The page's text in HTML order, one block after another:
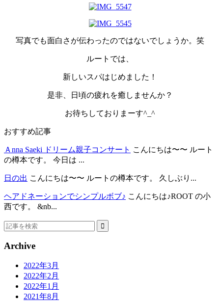
写真でも面白さが伝わったのではないでしょうか。笑
ルートでは、
新しいスパはじめました！
是非、日頃の疲れを癒しませんか？
お待ちしておりまーす^_^
おすすめ記事
Ａnna Saeki ドリーム親子コンサート こんにちは〜〜 ルート
の樽本です。 今日は ...
日の出 こんにちは〜〜 ルートの樽本です。 久しぶり...
ヘアドネーションでシンプルボブ♪ こんにちは♪ROOT の小
西です。 &nb...
Archive
2022年3月
2022年2月
2022年1月
2021年8月